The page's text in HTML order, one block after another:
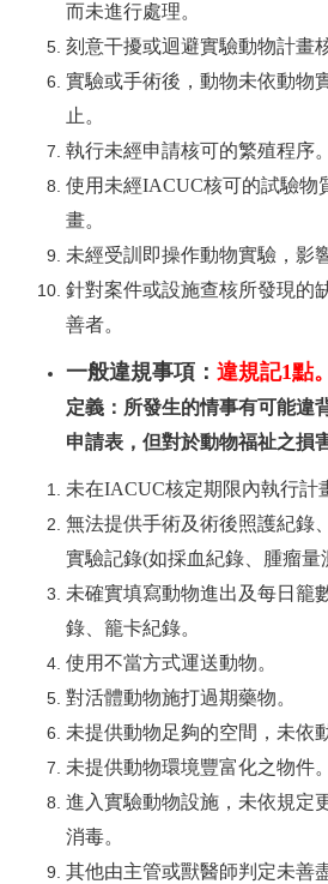
而未進行處理。
刻意干擾或迴避實驗動物計畫
實驗或手術後，動物未依動物
止。
執行未經申請核可的繁殖程序。
使用未經IACUC核可的試驗物
畫。
未經受訓即操作動物實驗，影
針對案件或設施查核所發現的
善者。
一般違規事項： 違規記1點。
定義：所發生的情事有可能違
申請表，但對於動物福祉之損
未在IACUC核定期限內執行計
無法提供手術及術後照護紀錄
實驗記錄(如採血紀錄、腫瘤量
未確實填寫動物進出及每日籠
錄、籠卡紀錄。
使用不當方式運送動物。
對活體動物施打過期藥物。
未提供動物足夠的空間，未依
未提供動物環境豐富化之物件。
進入實驗動物設施，未依規定
消毒。
其他由主管或獸醫師判定未善